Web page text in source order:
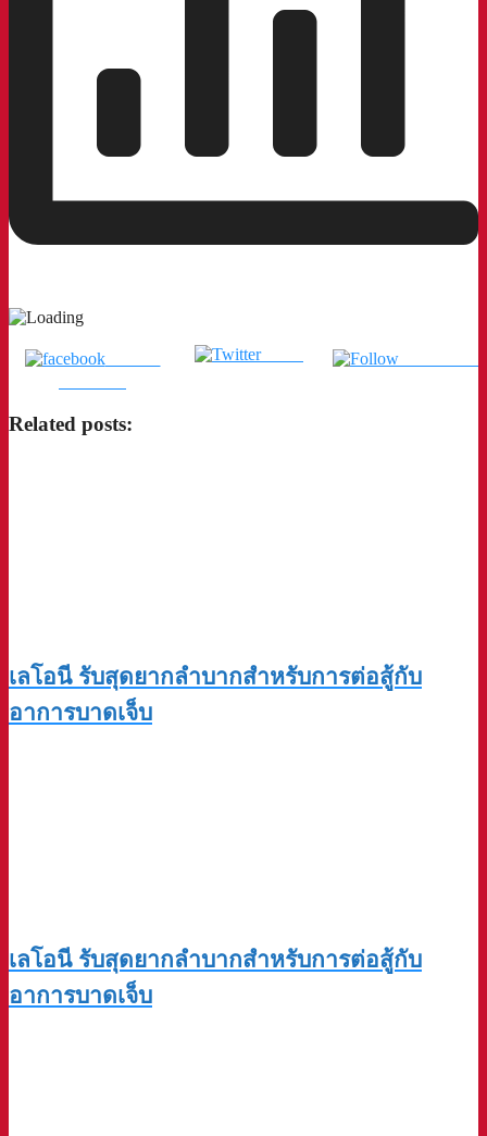
แชร์บน
Tweet
Related posts:
เลโอนี รับสุดยากลำบากสำหรับการต่อสู้กับ
อาการบาดเจ็บ
เลโอนี รับสุดยากลำบากสำหรับการต่อสู้กับ
อาการบาดเจ็บ